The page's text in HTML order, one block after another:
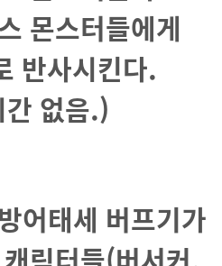
몬스터들에게
반사시킨다.
없음.)
어태세 버프기가